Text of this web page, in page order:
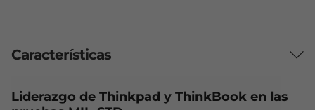
Características
Combinación de elegancia, potencia y
Liderazgo de Thinkpad y ThinkBook en las